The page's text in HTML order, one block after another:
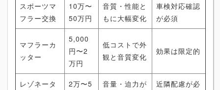
スポーツマ
フラー交換
10万〜
50万円
音質・性能と
もに大幅変化
車検対応確認
が必須
マフラーカ
ッター
5,000
円〜2
万円
低コストで外
観と音質変化
効果は限定的
レゾネータ
2万〜5
音量・迫力が
近隣配慮が必